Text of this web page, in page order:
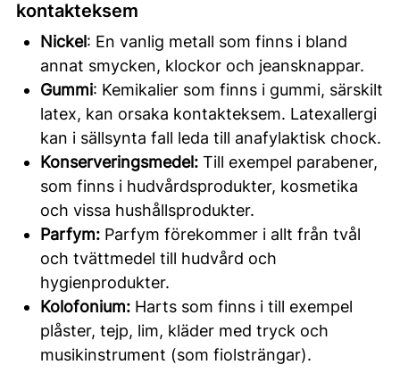
kontakteksem
Nickel: En vanlig metall som finns i bland
annat smycken, klockor och jeansknappar.
Gummi: Kemikalier som finns i gummi, särskilt
latex, kan orsaka kontakteksem. Latexallergi
kan i sällsynta fall leda till anafylaktisk chock.
Konserveringsmedel: Till exempel parabener,
som finns i hudvårdsprodukter, kosmetika
och vissa hushållsprodukter.
Parfym: Parfym förekommer i allt från tvål
och tvättmedel till hudvård och
hygienprodukter.
Kolofonium: Harts som finns i till exempel
plåster, tejp, lim, kläder med tryck och
musikinstrument (som fiolsträngar).